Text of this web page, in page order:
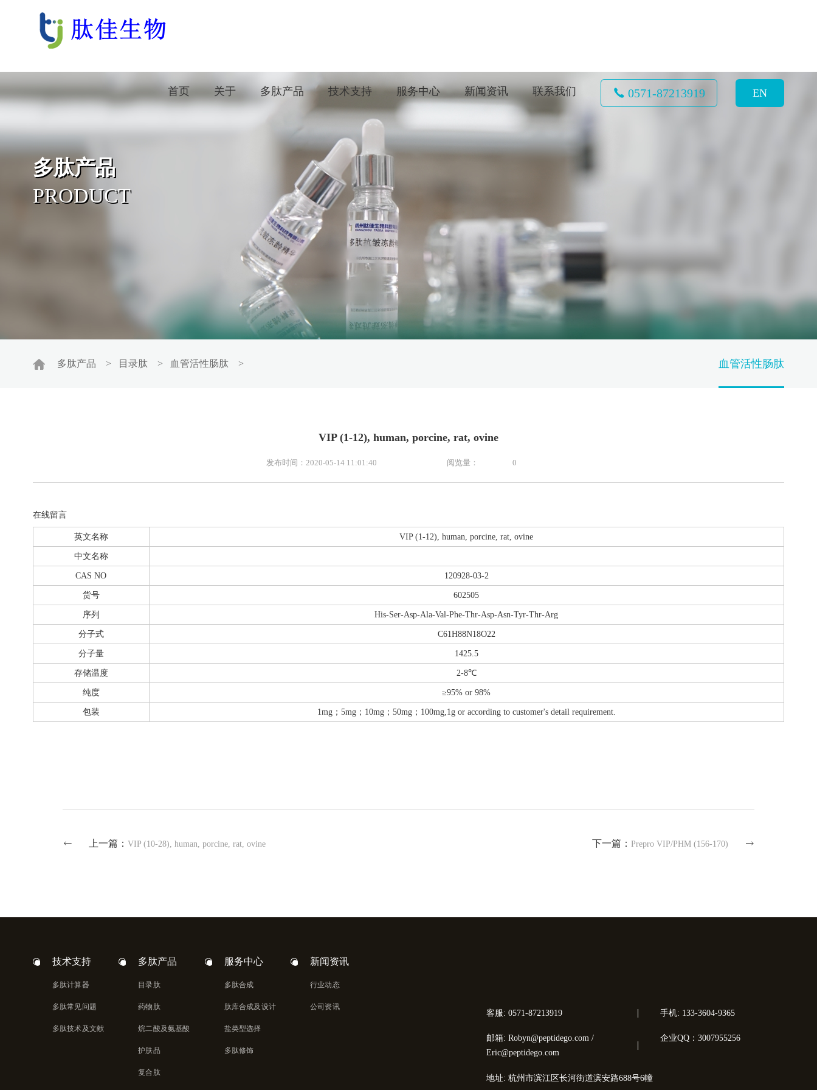
EN
0571-87213919
首页 关于 多肽产品 技术支持 服务中心 新闻资讯 联系我们
多肽产品
PRODUCT
多肽产品 > 目录肽 > 血管活性肠肽 > 血管活性肠肽
VIP (1-12), human, porcine, rat, ovine
发布时间：2020-05-14 11:01:40 阅览量： 0
在线留言
英文名称
VIP (1-12), human, porcine, rat, ovine
中文名称
CAS NO
120928-03-2
货号
602505
序列
His-Ser-Asp-Ala-Val-Phe-Thr-Asp-Asn-Tyr-Thr-Arg
分子式
C61H88N18O22
分子量
1425.5
存储温度
2-8℃
纯度
≥95% or 98%
包装
1mg；5mg；10mg；50mg；100mg,1g or according to customer's detail requirement.
上一篇： VIP (10-28), human, porcine, rat, ovine 下一篇：Prepro VIP/PHM (156-170)
技术支持
多肽计算器
多肽常见问题
多肽技术及文献
多肽产品
目录肽
药物肽
烷二酸及氨基酸
护肤品
复合肽
服务中心
多肽合成
肽库合成及设计
盐类型选择
多肽修饰
新闻资讯
行业动态
公司资讯
客服: 0571-87213919 手机: 133-3604-9365
邮箱: Robyn@peptidego.com /
Eric@peptidego.com
企业QQ：3007955256
地址: 杭州市滨江区长河街道滨安路688号6幢